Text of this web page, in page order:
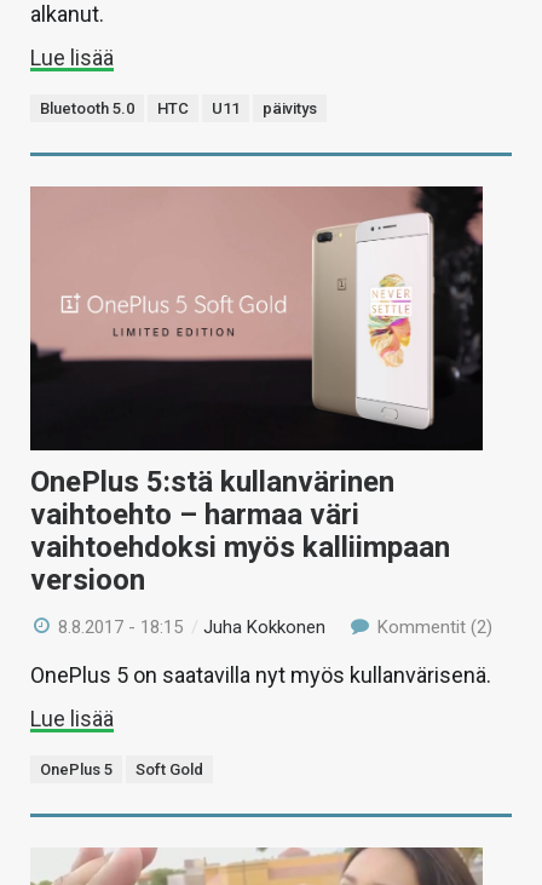
alkanut.
Lue lisää
Bluetooth 5.0 HTC U11 päivitys
OnePlus 5:stä kullanvärinen
vaihtoehto – harmaa väri
vaihtoehdoksi myös kalliimpaan
versioon
8.8.2017 - 18:15 /Juha Kokkonen Kommentit (2)
OnePlus 5 on saatavilla nyt myös kullanvärisenä.
Lue lisää
OnePlus 5 Soft Gold